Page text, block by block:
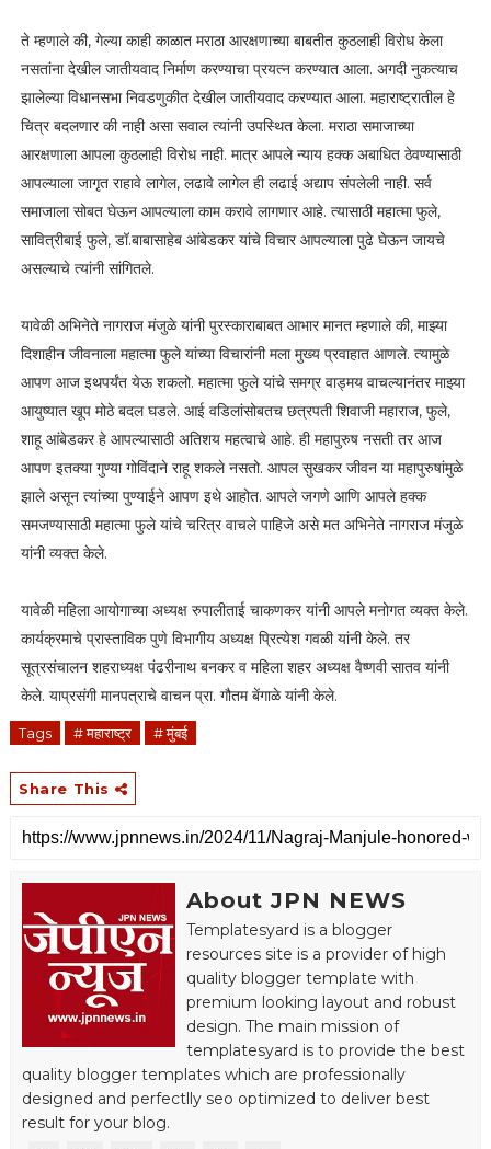
ते म्हणाले की, गेल्या काही काळात मराठा आरक्षणाच्या बाबतीत कुठलाही विरोध केला
नसतांना देखील जातीयवाद निर्माण करण्याचा प्रयत्न करण्यात आला. अगदी नुकत्याच
झालेल्या विधानसभा निवडणुकीत देखील जातीयवाद करण्यात आला. महाराष्ट्रातील हे
चित्र बदलणार की नाही असा सवाल त्यांनी उपस्थित केला. मराठा समाजाच्या
आरक्षणाला आपला कुठलाही विरोध नाही. मात्र आपले न्याय हक्क अबाधित ठेवण्यासाठी
आपल्याला जागृत राहावे लागेल, लढावे लागेल ही लढाई अद्याप संपलेली नाही. सर्व
समाजाला सोबत घेऊन आपल्याला काम करावे लागणार आहे. त्यासाठी महात्मा फुले,
सावित्रीबाई फुले, डॉ.बाबासाहेब आंबेडकर यांचे विचार आपल्याला पुढे घेऊन जायचे
असल्याचे त्यांनी सांगितले.
यावेळी अभिनेते नागराज मंजुळे यांनी पुरस्काराबाबत आभार मानत म्हणाले की, माझ्या
दिशाहीन जीवनाला महात्मा फुले यांच्या विचारांनी मला मुख्य प्रवाहात आणले. त्यामुळे
आपण आज इथपर्यंत येऊ शकलो. महात्मा फुले यांचे समग्र वाड्मय वाचल्यानंतर माझ्या
आयुष्यात खूप मोठे बदल घडले. आई वडिलांसोबतच छत्रपती शिवाजी महाराज, फुले,
शाहू आंबेडकर हे आपल्यासाठी अतिशय महत्वाचे आहे. ही महापुरुष नसती तर आज
आपण इतक्या गुण्या गोविंदाने राहू शकले नसतो. आपल सुखकर जीवन या महापुरुषांमुळे
झाले असून त्यांच्या पुण्याईने आपण इथे आहोत. आपले जगणे आणि आपले हक्क
समजण्यासाठी महात्मा फुले यांचे चरित्र वाचले पाहिजे असे मत अभिनेते नागराज मंजुळे
यांनी व्यक्त केले.
यावेळी महिला आयोगाच्या अध्यक्ष रुपालीताई चाकणकर यांनी आपले मनोगत व्यक्त केले.
कार्यक्रमाचे प्रास्ताविक पुणे विभागीय अध्यक्ष प्रित्येश गवळी यांनी केले. तर
सूत्रसंचालन शहराध्यक्ष पंढरीनाथ बनकर व महिला शहर अध्यक्ष वैष्णवी सातव यांनी
केले. याप्रसंगी मानपत्राचे वाचन प्रा. गौतम बेंगाळे यांनी केले.
Tags # महाराष्ट्र # मुंबई
Share This
About JPN NEWS
Templatesyard is a blogger
resources site is a provider of high
quality blogger template with
premium looking layout and robust
design. The main mission of
templatesyard is to provide the best
quality blogger templates which are professionally
designed and perfectlly seo optimized to deliver best
result for your blog.